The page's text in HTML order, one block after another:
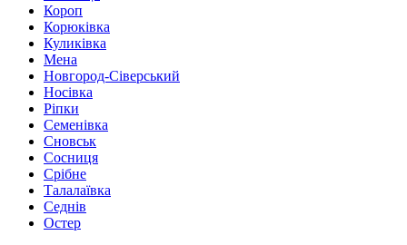
Короп
Корюківка
Куликівка
Мена
Новгород-Сіверський
Носівка
Ріпки
Семенівка
Сновськ
Сосниця
Срібне
Талалаївка
Седнів
Остер